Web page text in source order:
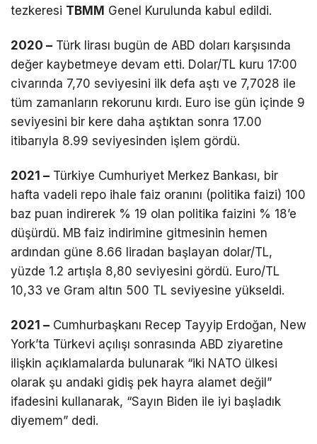
tezkeresi TBMM Genel Kurulunda kabul edildi.
2020 – Türk lirası bugün de ABD doları karşısında
değer kaybetmeye devam etti. Dolar/TL kuru 17:00
civarında 7,70 seviyesini ilk defa aştı ve 7,7028 ile
tüm zamanların rekorunu kırdı. Euro ise gün içinde 9
seviyesini bir kere daha aştıktan sonra 17.00
itibarıyla 8.99 seviyesinden işlem gördü.
2021 – Türkiye Cumhuriyet Merkez Bankası, bir
hafta vadeli repo ihale faiz oranını (politika faizi) 100
baz puan indirerek % 19 olan politika faizini % 18’e
düşürdü. MB faiz indirimine gitmesinin hemen
ardından güne 8.66 liradan başlayan dolar/TL,
yüzde 1.2 artışla 8,80 seviyesini gördü. Euro/TL
10,33 ve Gram altın 500 TL seviyesine yükseldi.
2021 – Cumhurbaşkanı Recep Tayyip Erdoğan, New
York’ta Türkevi açılışı sonrasında ABD ziyaretine
ilişkin açıklamalarda bulunarak “iki NATO ülkesi
olarak şu andaki gidiş pek hayra alamet değil”
ifadesini kullanarak, “Sayın Biden ile iyi başladık
diyemem” dedi.